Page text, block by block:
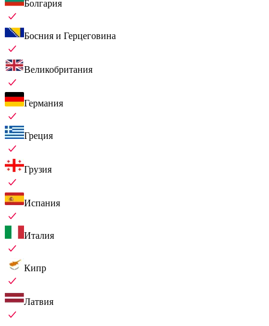
Болгария
Босния и Герцеговина
Великобритания
Германия
Греция
Грузия
Испания
Италия
Кипр
Латвия